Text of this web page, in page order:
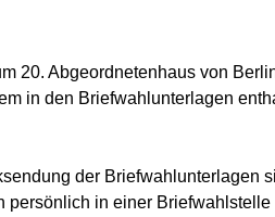
20. Abgeordnetenhaus von
in den Briefwahlunterlagen
der Briefwahlunterlagen
in einer